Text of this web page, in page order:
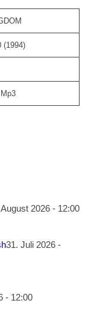
(1994)
2026 - 12:00
31. Juli 2026 -
- 12:00